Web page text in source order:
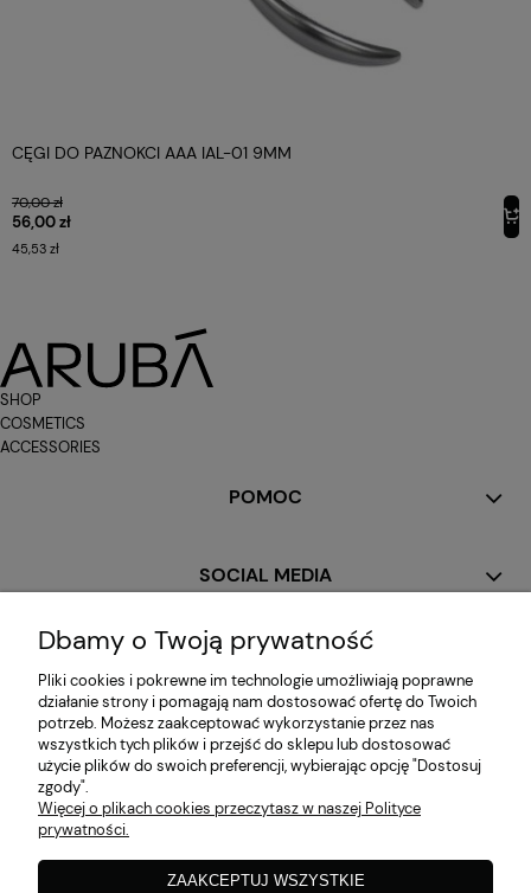
CĘGI DO PAZNOKCI AAA IAL-01 9MM
70,00 zł
56,00 zł
45,53 zł
SHOP
COSMETICS
ACCESSORIES
POMOC
SOCIAL MEDIA
MOJE KONTO
PŁATNOŚCI I DOSTAWA
INFORMACJE
Dbamy o Twoją prywatność
Pliki cookies i pokrewne im technologie umożliwiają poprawne
działanie strony i pomagają nam dostosować ofertę do Twoich
potrzeb. Możesz zaakceptować wykorzystanie przez nas
wszystkich tych plików i przejść do sklepu lub dostosować
użycie plików do swoich preferencji, wybierając opcję "Dostosuj
zgody".
Więcej o plikach cookies przeczytasz w naszej Polityce
prywatności.
ZAAKCEPTUJ WSZYSTKIE